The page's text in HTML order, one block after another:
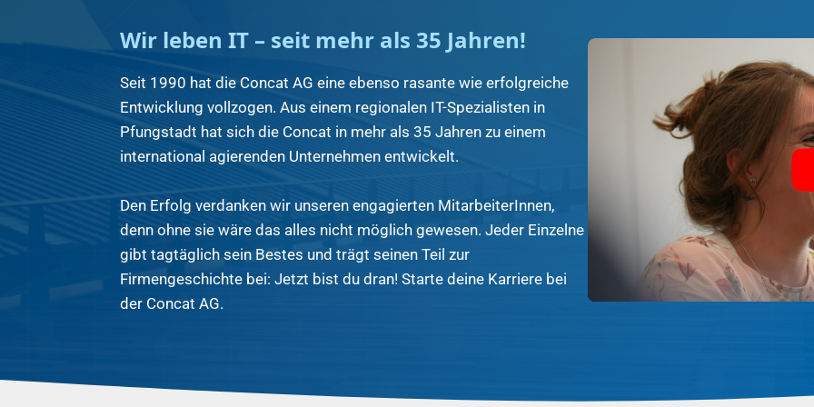
Wir leben IT – seit mehr als 35 Jahren!
Seit 1990 hat die Concat AG eine ebenso rasante wie erfolgreiche
Entwicklung vollzogen. Aus einem regionalen IT-Spezialisten in
Pfungstadt hat sich die Concat in mehr als 35 Jahren zu einem
international agierenden Unternehmen entwickelt.
Den Erfolg verdanken wir unseren engagierten MitarbeiterInnen,
denn ohne sie wäre das alles nicht möglich gewesen. Jeder Einzelne
gibt tagtäglich sein Bestes und trägt seinen Teil zur
Firmengeschichte bei: Jetzt bist du dran! Starte deine Karriere bei
der Concat AG.